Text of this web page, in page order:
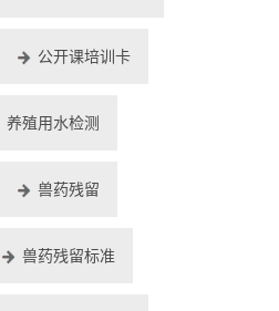
公开课培训卡
养殖用水检测
兽药残留
兽药残留标准